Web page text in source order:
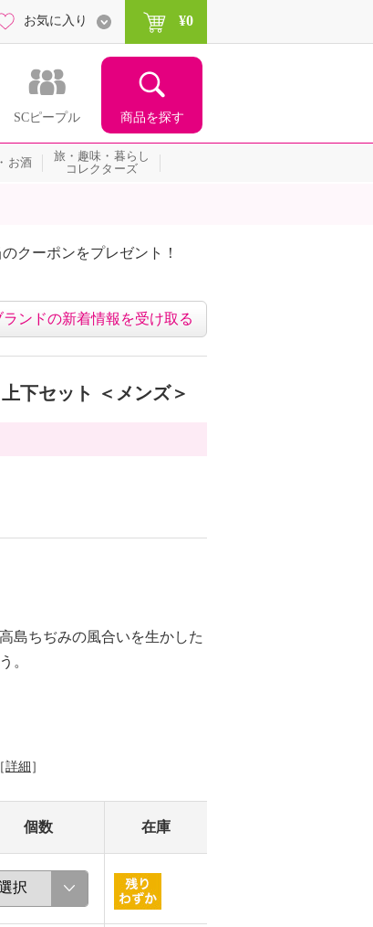
SCピープル 商品を探す
お気に入り ¥0
お酒
旅・趣味・暮らし
コレクターズ
クーポンをプレゼント！
ランドの新着情報を受け取る
下セット ＜メンズ＞
島ちぢみの風合いを生かした
。
詳細 ］
個数 在庫